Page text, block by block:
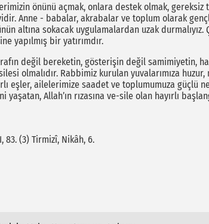
önünü açmak, onlara destek olmak,
Anne - babalar, akrabalar ve toplum olarak
altına sokacak uygulamalardan uzak durmalıyız.
yapılmış bir yatırımdır.
değil bereketin, gösterişin değil samimiyetin,
olmalıdır. Rabbimiz kurulan yuvalarımıza
eşler, ailelerimize saadet ve toplumumuza güçlü
Allah’ın rızasına ve-sile olan hayırlı
83. (3) Tirmizî, Nikâh, 6.